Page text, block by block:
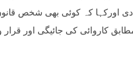
اورکہا کہ کوئی بھی شخص
کاروائی کی جائیگی اور قرار